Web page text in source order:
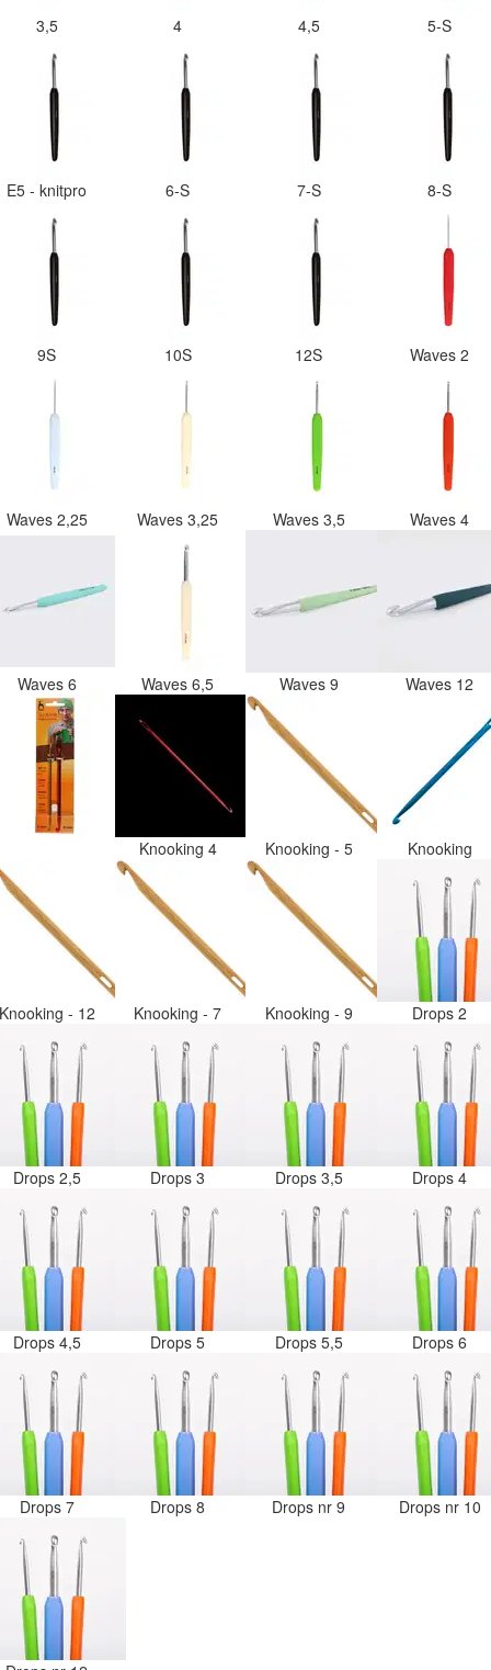
3,5 4 4,5 5-S
E5 - knitpro 6-S 7-S 8-S
9S 10S 12S Waves 2
Waves 2,25 Waves 3,25 Waves 3,5 Waves 4
Waves 6 Waves 6,5 Waves 9 Waves 12
Knooking 4 Knooking - 5 Knooking
- 12 Knooking - 7 Knooking - 9 Drops 2
Drops 2,5 Drops 3 Drops 3,5 Drops 4
Drops 4,5 Drops 5 Drops 5,5 Drops 6
Drops 7 Drops 8 Drops nr 9 Drops nr 10